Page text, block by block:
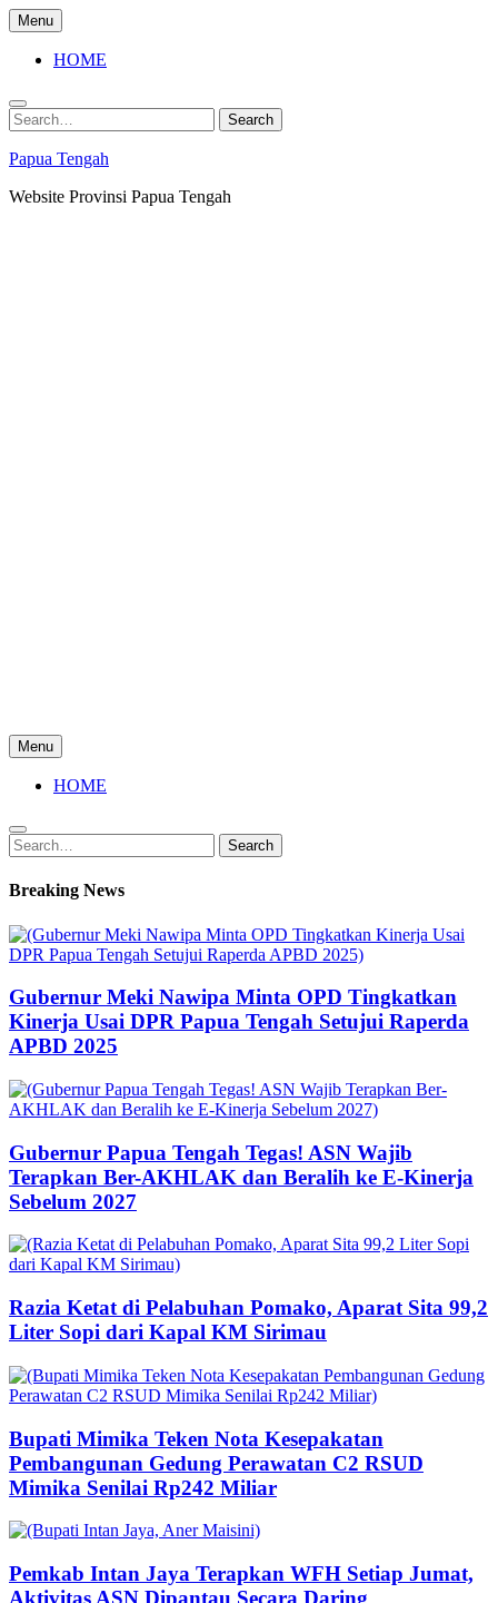
Skip
to
content
Menu
HOME
Search
for:
Search
Papua Tengah
Website Provinsi Papua Tengah
Menu
HOME
Search
for:
Search
Breaking News
Gubernur Meki Nawipa Minta OPD Tingkatkan
Kinerja Usai DPR Papua Tengah Setujui Raperda
APBD 2025
Gubernur Papua Tengah Tegas! ASN Wajib
Terapkan Ber-AKHLAK dan Beralih ke E-Kinerja
Sebelum 2027
Razia Ketat di Pelabuhan Pomako, Aparat Sita 99,2
Liter Sopi dari Kapal KM Sirimau
Bupati Mimika Teken Nota Kesepakatan
Pembangunan Gedung Perawatan C2 RSUD
Mimika Senilai Rp242 Miliar
Pemkab Intan Jaya Terapkan WFH Setiap Jumat,
Aktivitas ASN Dipantau Secara Daring